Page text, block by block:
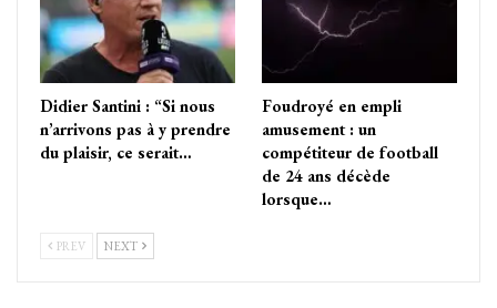
Didier Santini : “Si nous
n’arrivons pas à y prendre
du plaisir, ce serait…
Foudroyé en empli
amusement : un
compétiteur de football
de 24 ans décède
lorsque…
PREV NEXT